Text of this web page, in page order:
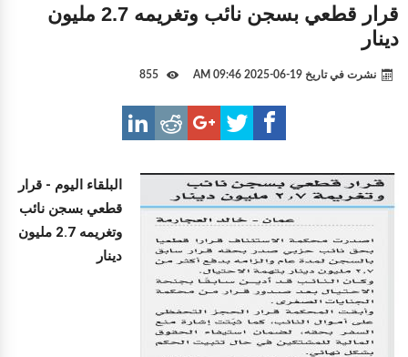
قرار قطعي بسجن نائب وتغريمه 2.7 مليون
دينار
نشرت في تاريخ 19-06-2025 09:46 AM
البلقاء اليوم - قرار
قطعي بسجن نائب
وتغريمه 2.7 مليون
دينار